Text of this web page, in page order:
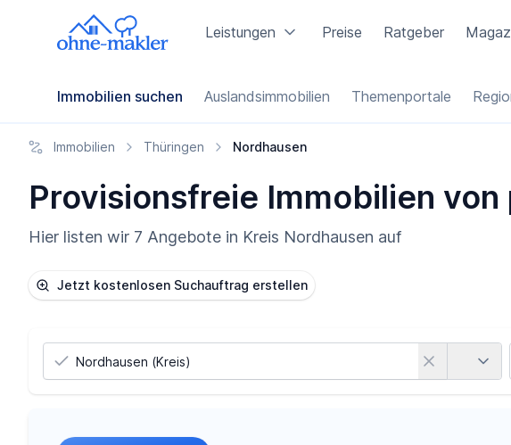
Leistungen Preise Ratgeber
Immobilien suchen Auslandsimmobilien Themenportale
Immobilien Thüringen Nordhausen
Provisionsfreie Immobilien
Hier listen wir 7 Angebote in Kreis Nordhausen auf
Jetzt kostenlosen Suchauftrag erstellen